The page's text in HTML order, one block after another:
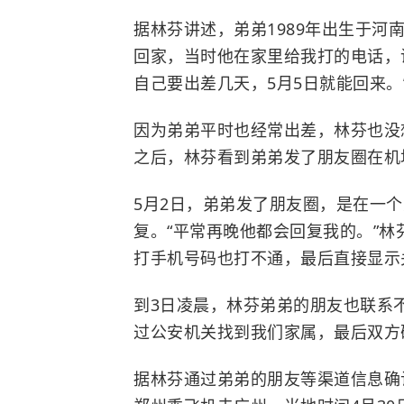
据林芬讲述，弟弟1989年出生于河
回家，当时他在家里给我打的电话
自己要出差几天，5月5日就能回来
因为弟弟平时也经常出差，林芬也
之后，林芬看到弟弟发了朋友圈在
5月2日，弟弟发了朋友圈，是在一
复。“平常再晚他都会回复我的。”
打手机号码也打不通，最后直接显
到3日凌晨，林芬弟弟的朋友也联系
过公安机关找到我们家属，最后双
据林芬通过弟弟的朋友等渠道信息